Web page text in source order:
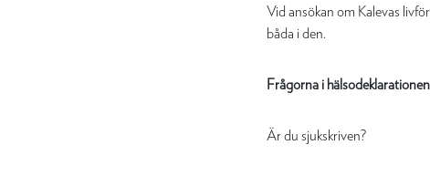
Vid ansökan om Kalevas
båda i den.
Frågorna i
Är du sjukskriven?